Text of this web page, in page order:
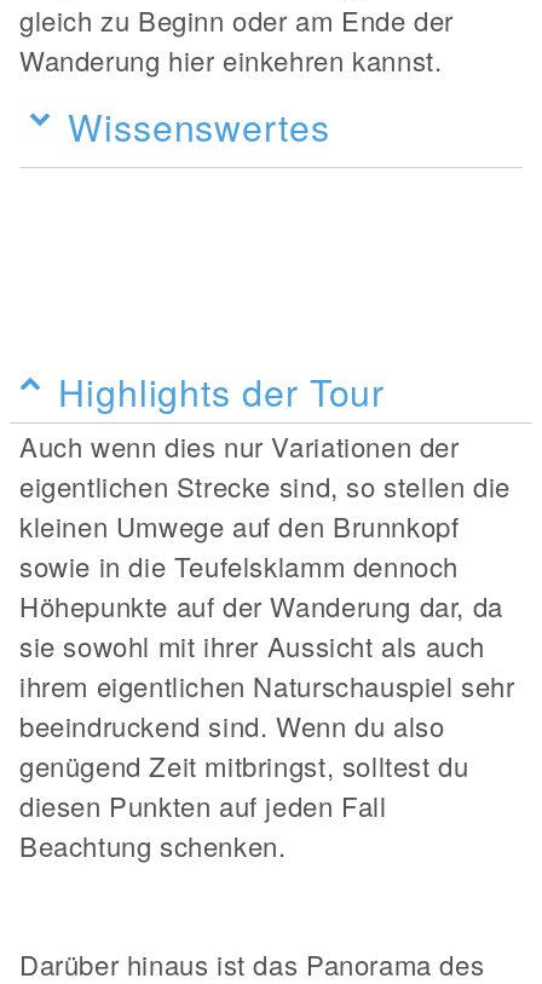
gleich zu Beginn oder am Ende der
Wanderung hier einkehren kannst.
Wissenswertes
Highlights der Tour
Auch wenn dies nur Variationen der
eigentlichen Strecke sind, so stellen die
kleinen Umwege auf den Brunnkopf
sowie in die Teufelsklamm dennoch
Höhepunkte auf der Wanderung dar, da
sie sowohl mit ihrer Aussicht als auch
ihrem eigentlichen Naturschauspiel sehr
beeindruckend sind. Wenn du also
genügend Zeit mitbringst, solltest du
diesen Punkten auf jeden Fall
Beachtung schenken.
Darüber hinaus ist das Panorama des